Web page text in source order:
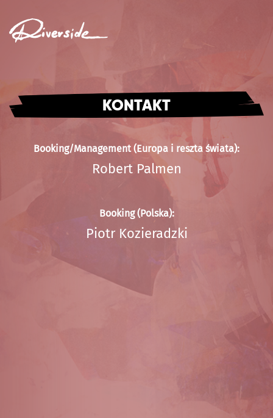
KONTAKT
Booking/Management (Europa i reszta świata):
Robert Palmen
Booking (Polska):
Piotr Kozieradzki